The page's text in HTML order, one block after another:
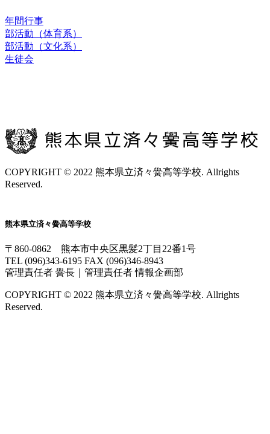
年間行事
部活動（体育系）
部活動（文化系）
生徒会
COPYRIGHT © 2022 熊本県立済々黌高等学校. Allrights
Reserved.
熊本県立済々黌高等学校
〒860-0862 熊本市中央区黒髪2丁目22番1号
TEL (096)343-6195 FAX (096)346-8943
管理責任者 黌長｜管理責任者 情報企画部
COPYRIGHT © 2022 熊本県立済々黌高等学校. Allrights
Reserved.